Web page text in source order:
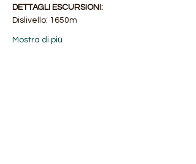
DETTAGLI ESCURSIONI:
Dislivello: 1650m
Mostra di più